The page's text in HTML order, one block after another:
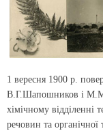
1 вересня 1900 р.
В.Г.Шапошников і М.М.
хімічному відділенні
речовин та органічної